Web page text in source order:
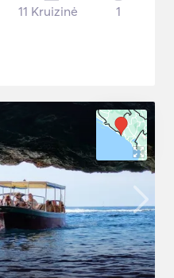
11 Kruizinė 1